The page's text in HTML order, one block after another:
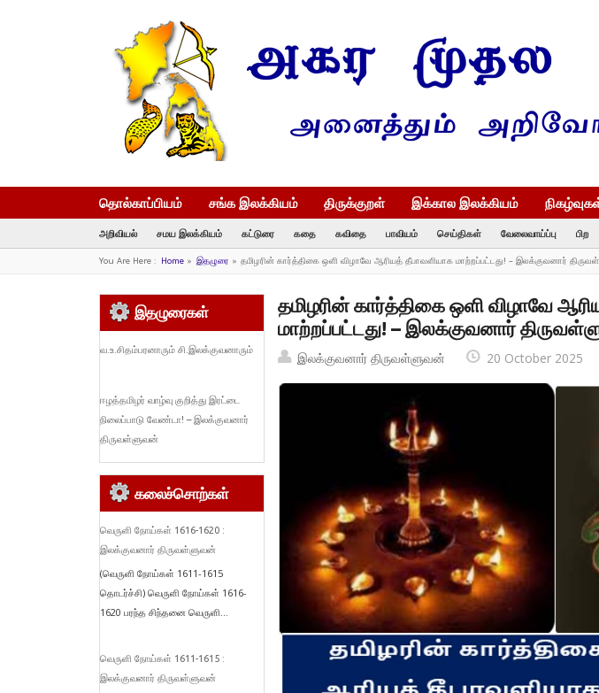
தொல்காப்பியம் சங்க இலக்கியம் திருக்குறள் இக்கால இலக்கியம்
அறிவியல் சமய இலக்கியம் கட்டுரை கதை கவிதை பாவியம் செய்திகள் வேலைவாய்ப்பு பிற
You Are Here : Home» இதழுரை » தமிழரின் கார்த்திகை ஒளி விழாவே ஆரியத் தீபாவளியாக மாற்றப்பட்டது! – இலக்குவனார்
தமிழரின் கார்த்திகை ஒளி விழாவே
மாற்றப்பட்டது! – இலக்குவனார்
இலக்குவனார் திருவள்ளுவன் 20 October 2025
இதழுரைகள்
வ.உ.சிதம்பரனாரும் சி.இலக்குவனாரும்
ஈழத்தமிழர் வாழ்வு குறித்து இரட்டை
நிலைப்பாடு வேண்டா! – இலக்குவனார்
திருவள்ளுவன்
கலைச்சொற்கள்
வெருளி நோய்கள் 1616-1620 :
இலக்குவனார் திருவள்ளுவன்
(வெருளி நோய்கள் 1611-1615
தொடர்ச்சி) வெருளி நோய்கள் 1616-
1620 பரந்த சிந்தனை வெருளி...
வெருளி நோய்கள் 1611-1615 :
இலக்குவனார் திருவள்ளுவன்